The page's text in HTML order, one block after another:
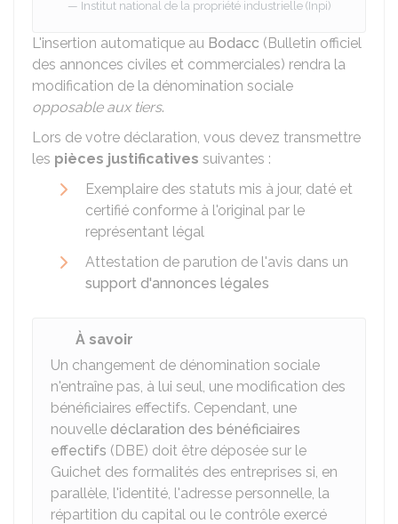
Institut national de la propriété industrielle (Inpi)
L'insertion automatique au Bodacc (Bulletin officiel
des annonces civiles et commerciales) rendra la
modification de la dénomination sociale
opposable aux tiers.
Lors de votre déclaration, vous devez transmettre
les pièces justificatives suivantes :
Exemplaire des statuts mis à jour, daté et
certifié conforme à l'original par le
représentant légal
Attestation de parution de l'avis dans un
support d'annonces légales
À savoir
Un changement de dénomination sociale
n'entraîne pas, à lui seul, une modification des
bénéficiaires effectifs. Cependant, une
nouvelle déclaration des bénéficiaires
effectifs (DBE) doit être déposée sur le
Guichet des formalités des entreprises si, en
parallèle, l'identité, l'adresse personnelle, la
répartition du capital ou le contrôle exercé